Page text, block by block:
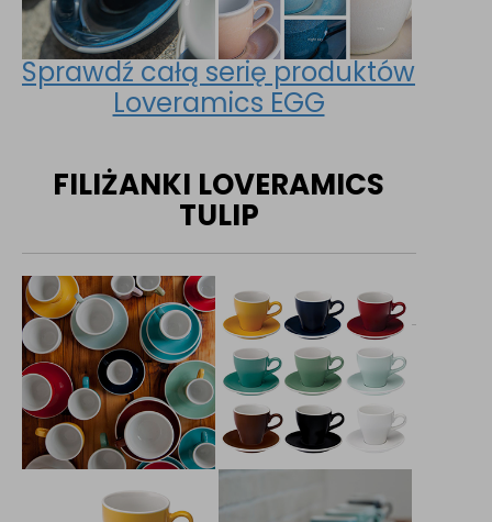
Sprawdź całą serię produktów
Loveramics EGG
FILIŻANKI LOVERAMICS
TULIP